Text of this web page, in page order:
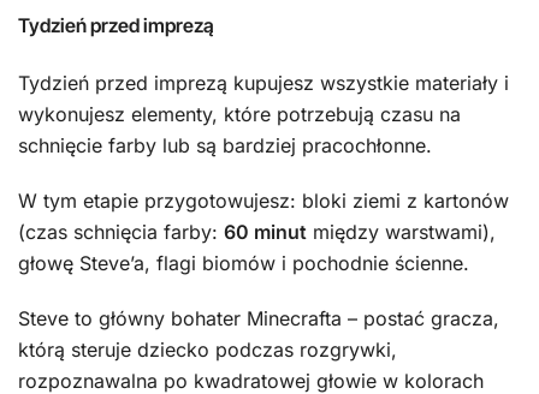
Tydzień przed imprezą
Tydzień przed imprezą kupujesz wszystkie materiały i
wykonujesz elementy, które potrzebują czasu na
schnięcie farby lub są bardziej pracochłonne.
W tym etapie przygotowujesz: bloki ziemi z kartonów
(czas schnięcia farby: 60 minut między warstwami),
głowę Steve’a, flagi biomów i pochodnie ścienne.
Steve to główny bohater Minecrafta – postać gracza,
którą steruje dziecko podczas rozgrywki,
rozpoznawalna po kwadratowej głowie w kolorach